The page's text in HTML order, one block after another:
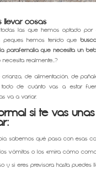
llevar cosas
las que hemos optado por
peques hemos tenido que
parafernalia que necesita un
realmente…?
de alimentación, de
de cuánto vas a estar
va a variar.
si te vas
sabemos qué pasa con esas
vómitos o los «mira cómo como
y si eres previsora hasta puedes